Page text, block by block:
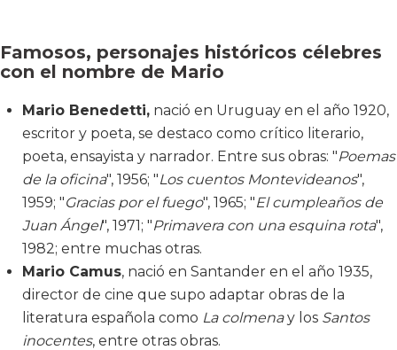
Famosos, personajes históricos célebres
con el nombre de Mario
Mario Benedetti, nació en Uruguay en el año 1920,
escritor y poeta, se destaco como crítico literario,
poeta, ensayista y narrador. Entre sus obras: "Poemas
de la oficina", 1956; "Los cuentos Montevideanos",
1959; "Gracias por el fuego", 1965; "El cumpleaños de
Juan Ángel", 1971; "Primavera con una esquina rota",
1982; entre muchas otras.
Mario Camus, nació en Santander en el año 1935,
director de cine que supo adaptar obras de la
literatura española como La colmenay los Santos
inocentes, entre otras obras.